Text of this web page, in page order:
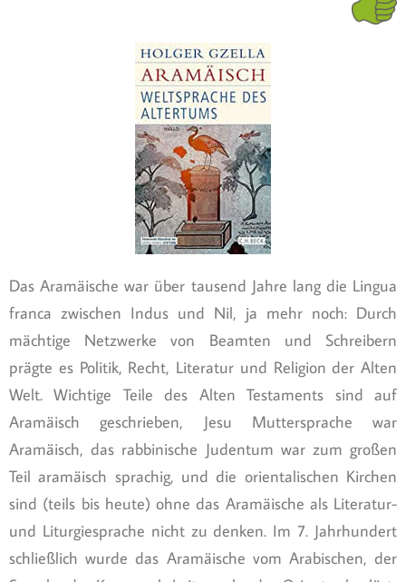
Das Aramäische war über tausend Jahre lang die Lingua
franca zwischen Indus und Nil, ja mehr noch: Durch
mächtige Netzwerke von Beamten und Schreibern
prägte es Politik, Recht, Literatur und Religion der Alten
Welt. Wichtige Teile des Alten Testaments sind auf
Aramäisch geschrieben, Jesu Muttersprache war
Aramäisch, das rabbinische Judentum war zum großen
Teil aramäisch sprachig, und die orientalischen Kirchen
sind (teils bis heute) ohne das Aramäische als Literatur-
und Liturgiesprache nicht zu denken. Im 7. Jahrhundert
schließlich wurde das Aramäische vom Arabischen, der